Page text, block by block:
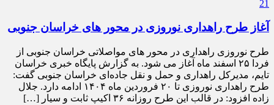
21
آغاز طرح راهداری نوروزی در محور های خراسان جنوبی
طرح نوروزی راهداری در محور های مواصلاتی خراسان جنوبی از
فردا ۲۵ اسفند ماه آغاز می شود. به گزارش پایگاه خبری خراسان
تایم، مدیرکل راهداری و حمل و نقل جاده‌ای خراسان جنوبی گفت:
طرح راهداری نوروزی تا ۲۰ فروردین ماه ۱۴۰۴ ادامه دارد. جلال
زاده افزود: در قالب این طرح روزانه ۳۶ اکیپ ثابت و سیار […]